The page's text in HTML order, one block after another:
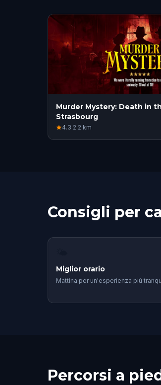
Murder Mystery: Death in
Strasbourg
4.3·2.2 km
Consigli per
Miglior orario
Mattina per un'esperienza più
Percorsi a